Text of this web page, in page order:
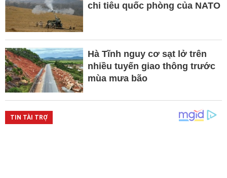
chi tiêu quốc phòng của NATO
Hà Tĩnh nguy cơ sạt lở trên
nhiều tuyến giao thông trước
mùa mưa bão